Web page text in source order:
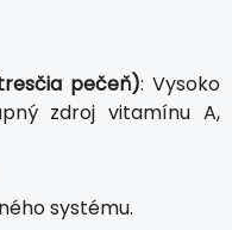
pečeň): Vysoko
zdroj vitamínu A,
systému.